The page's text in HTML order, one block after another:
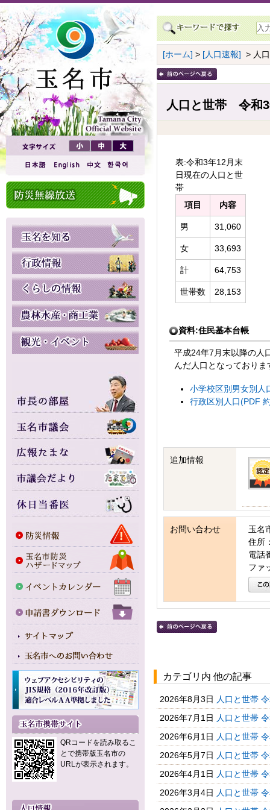
QRコードを読み取るこ
とで携帯版玉名市の
URLが表示されます。
[ホーム] > [人口速報] > 人
人口と世帯 令和
表:令和3年12月末
日現在の人口と世
帯
項目
内容
男 31,060
女 33,693
計 64,753
世帯数 28,153
資料:住民基本台帳
平成24年7月末以降の人
んだ人口となっておりま
小学校区別男女別人
行政区別人口(PDF
追加情報
お問い合わせ
玉名
住所
電話
ファ
カテゴリ内 他の記事
2026年8月3日 人口と世帯
2026年7月1日 人口と世帯
2026年6月1日 人口と世帯
2026年5月7日 人口と世帯
2026年4月1日 人口と世帯
2026年3月4日 人口と世帯